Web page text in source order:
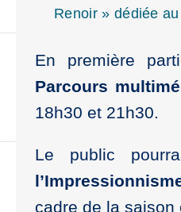
Renoir » dédiée
En première
Parcours
18h30 et 21h30.
Le public
cadre de la saison